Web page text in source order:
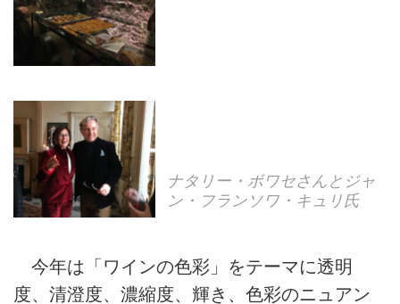
ナタリー・ボワセさんとジャ
ン・フランソワ・キュリ氏
今年は「ワインの色彩」をテーマに透明
度、清澄度、濃縮度、輝き、色彩のニュアン